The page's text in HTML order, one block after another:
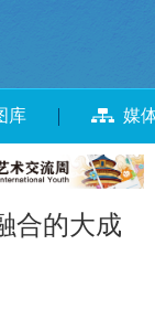
库 媒
合的大成